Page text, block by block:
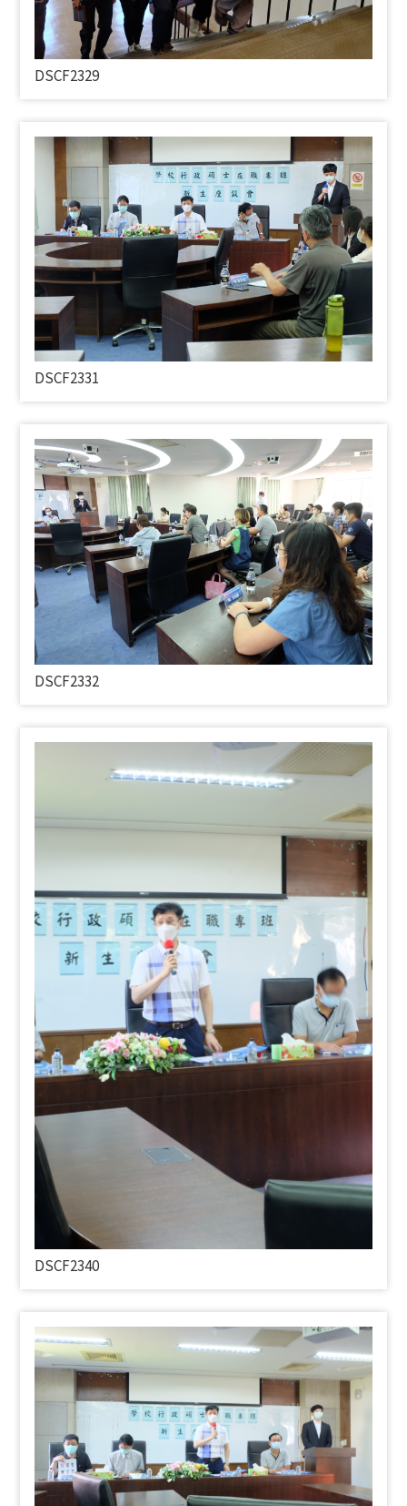
DSCF2329
DSCF2331
DSCF2332
DSCF2340